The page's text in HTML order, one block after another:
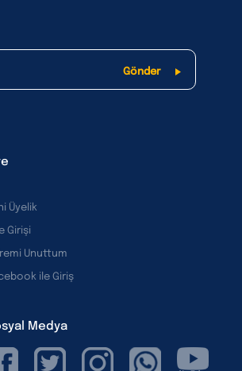
Üyelik
Girişi
Unuttum
ile Giriş
Medya